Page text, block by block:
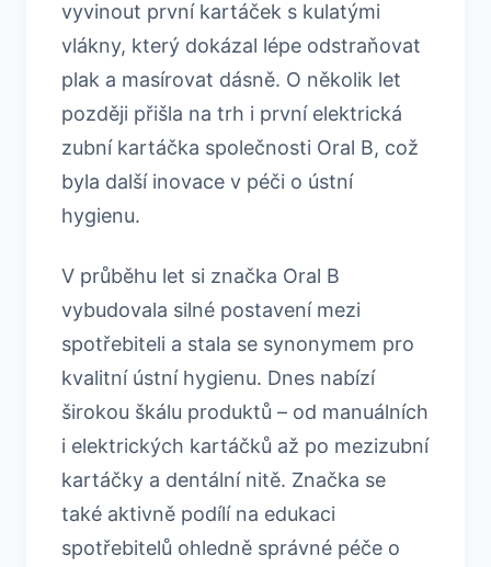
vyvinout první kartáček s kulatými
vlákny, který dokázal lépe odstraňovat
plak a masírovat dásně. O několik let
později přišla na trh i první elektrická
zubní kartáčka společnosti Oral B, což
byla další inovace v péči o ústní
hygienu.
V průběhu let si značka Oral B
vybudovala silné postavení mezi
spotřebiteli a stala se synonymem pro
kvalitní ústní hygienu. Dnes nabízí
širokou škálu produktů – od manuálních
i elektrických kartáčků až po mezizubní
kartáčky a dentální nitě. Značka se
také aktivně podílí na edukaci
spotřebitelů ohledně správné péče o